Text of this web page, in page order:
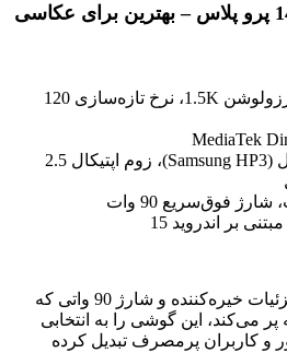
2. شیائومی ردمی نوت 14 پرو پلاس – بهترین برای عکاسی
نمایشگر: 6.67 اینچ OLED، رزولوشن 1.5K، نرخ تازه‌سازی 120
دوربین: اصلی 200 مگاپیکسل (Samsung HP3)، زوم اپتیکال 2.5
دوربین 200 مگاپیکسلی با جزئیات خیره‌کننده و شارژ 90 واتی که
در کمتر از 30 دقیقه پر می‌کند، این گوشی را به انتخابی
و کاربران پرمصرف تبدیل کرده